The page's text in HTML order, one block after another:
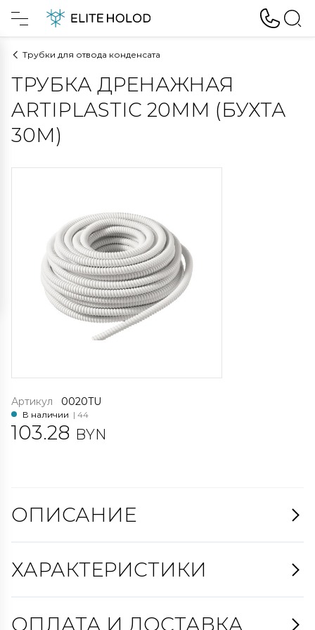
Трубки для отвода конденсата
ТРУБКА ДРЕНАЖНАЯ
ARTIPLASTIC 20ММ (БУХТА
30М)
Артикул 0020TU
В наличии | 44
103.28 BYN
ОПИСАНИЕ
ХАРАКТЕРИСТИКИ
ОПЛАТА И ДОСТАВКА